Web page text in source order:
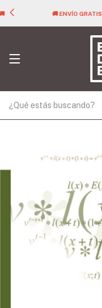
🚚 ENVÍO GRATIS PARA